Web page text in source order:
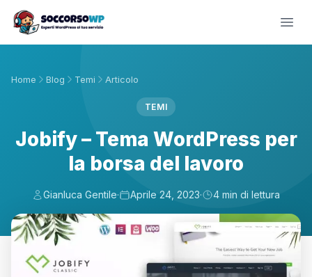
Home Blog Temi Articolo
TEMI
Jobify – Tema WordPress per
la borsa del lavoro
Gianluca Gentile· Aprile 24, 2023· 4 min di lettura